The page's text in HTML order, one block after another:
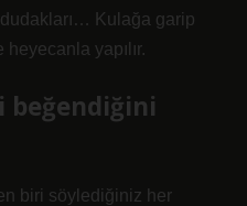
Kulağa garip
yapılır.
beğendiğini
biri söylediğiniz her